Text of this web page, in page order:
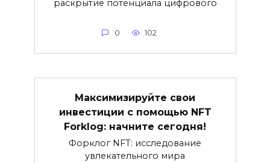
раскрытие потенциала цифрового
0 102
Максимизируйте свои
инвестиции с помощью NFT
Forklog: начните сегодня!
Форклог NFT: исследование
увлекательного мира